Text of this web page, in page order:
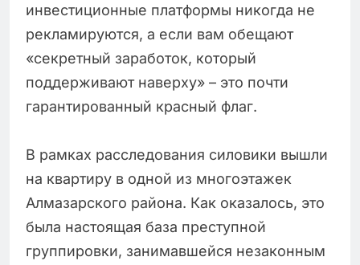
инвестиционные платформы никогда не
рекламируются, а если вам обещают
«секретный заработок, который
поддерживают наверху» – это почти
гарантированный красный флаг.
В рамках расследования силовики вышли
на квартиру в одной из многоэтажек
Алмазарского района. Как оказалось, это
была настоящая база преступной
группировки, занимавшейся незаконным